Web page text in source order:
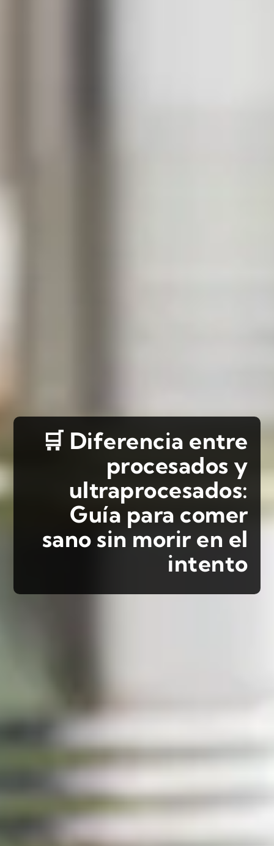
🛒 Diferencia entre
procesados y
ultraprocesados:
Guía para comer
sano sin morir en el
intento